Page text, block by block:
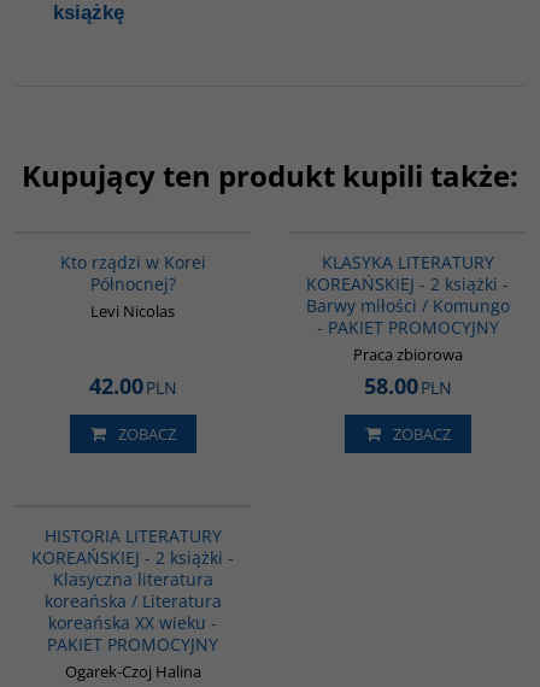
książkę
Kupujący ten produkt kupili także:
Kto rządzi w Korei
Północnej?
Levi Nicolas
42.00PLN
ZOBACZ
KLASYKA LITERATURY
KOREAŃSKIEJ - 2 książki -
Barwy miłości / Komungo
- PAKIET PROMOCYJNY
Praca zbiorowa
58.00PLN
ZOBACZ
HISTORIA LITERATURY
KOREAŃSKIEJ - 2 książki -
Klasyczna literatura
koreańska / Literatura
koreańska XX wieku -
PAKIET PROMOCYJNY
Ogarek-Czoj Halina